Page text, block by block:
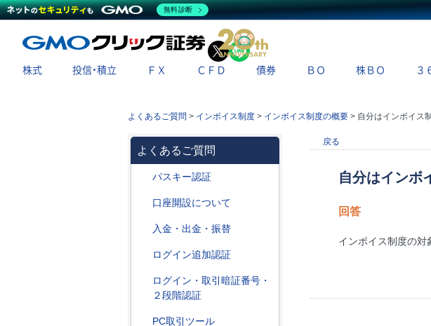
X
株式 投信・積立 ＦＸ ＣＦＤ 債券 ＢＯ 株ＢＯ ３
よくあるご質問 > インボイス制度 > インボイス制度の概要 > 自分はインボイス
よくあるご質問
パスキー認証
口座開設について
入金・出金・振替
ログイン追加認証
ログイン・取引暗証番号・
２段階認証
PC取引ツール
戻る
自分はインボ
回答
インボイス制度の対
無料診断